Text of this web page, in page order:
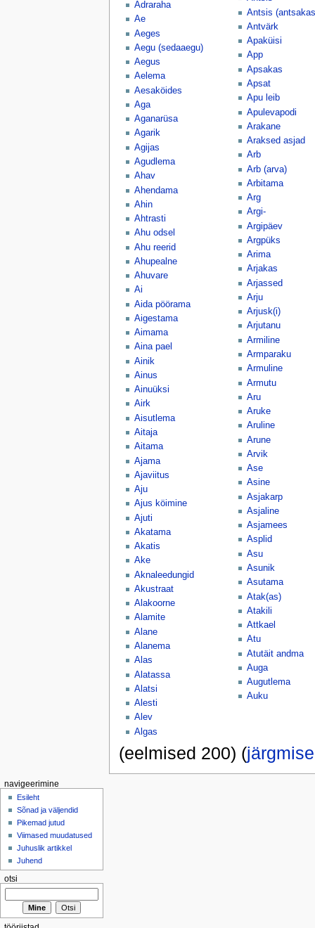
Adraraha
Ae
Aeges
Aegu (sedaaegu)
Aegus
Aelema
Aesaköides
Aga
Aganarüsa
Agarik
Agijas
Agudlema
Ahav
Ahendama
Ahin
Ahtrasti
Ahu odsel
Ahu reerid
Ahupealne
Ahuvare
Ai
Aida pöörama
Aigestama
Aimama
Aina pael
Ainik
Ainus
Ainuüksi
Airk
Aisutlema
Aitaja
Aitama
Ajama
Ajaviitus
Aju
Ajus köimine
Ajuti
Akatama
Akatis
Ake
Aknaleedungid
Akustraat
Alakoorne
Alamite
Alane
Alanema
Alas
Alatassa
Alatsi
Alesti
Alev
Algas
Antsis
Antvärk
Apaküisi
App
Apsakas
Apsat
Apu leib
Apulevapodi
Arakane
Araksed asjad
Arb
Arb (arva)
Arbitama
Arg
Argi-
Argipäev
Argpüks
Arima
Arjakas
Arjassed
Arju
Arjusk(i)
Arjutanu
Armiline
Armparaku
Armuline
Armutu
Aru
Aruke
Aruline
Arune
Arvik
Ase
Asine
Asjakarp
Asjaline
Asjamees
Asplid
Asu
Asunik
Asutama
Atak(as)
Atakili
Attkael
Atu
Atutäit andma
Auga
Augutlema
Auku
(eelmised 200) (
navigeerimine
Esileht
Sõnad ja väljendid
Pikemad jutud
Viimased muudatused
Juhuslik artikkel
Juhend
otsi